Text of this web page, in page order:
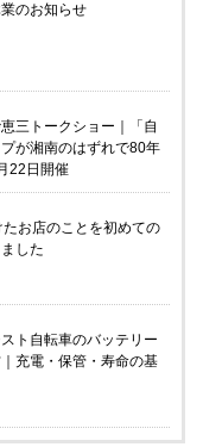
のお知らせ
三トークショー｜「自
が湘南のはずれで80年
22日開催
お店のことを初めての
した
ト自転車のバッテリー
充電・保管・寿命の基